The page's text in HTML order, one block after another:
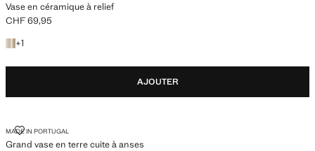
Vase en céramique à relief
Prix actuel [CHF 69,95 ]
CHF 69,95
+1
+1 couleur
AJOUTER
MADE IN PORTUGAL
Grand vase en terre cuite à anses
GRAND VASE EN TERRE CUITE À ANSES